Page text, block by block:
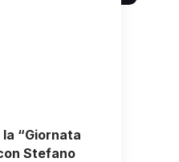
“Giornata
Stefano